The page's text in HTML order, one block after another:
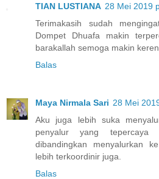
TIAN LUSTIANA 28 Mei 2019
Terimakasih sudah
Dompet Dhuafa makin
barakallah semoga makin keren
Balas
Maya Nirmala Sari 28 Mei
Aku juga lebih suka
penyalur yang tepercaya
dibandingkan menyalurkan
lebih terkoordinir juga.
Balas